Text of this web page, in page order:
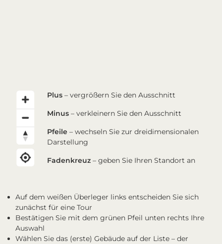
Plus – vergrößern Sie den Ausschnitt
Minus – verkleinern Sie den Ausschnitt
Pfeile – wechseln Sie zur dreidimensionalen
Darstellung
Fadenkreuz – geben Sie Ihren Standort an
Auf dem weißen Überleger links entscheiden Sie sich
zunächst für eine Tour
Bestätigen Sie mit dem grünen Pfeil unten rechts Ihre
Auswahl
Wählen Sie das (erste) Gebäude auf der Liste – der